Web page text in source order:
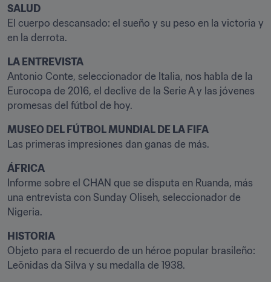
SALUD
El cuerpo descansado: el sueño y su peso en la victoria y
en la derrota.
LA ENTREVISTA
Antonio Conte, seleccionador de Italia, nos habla de la
Eurocopa de 2016, el declive de la Serie A y las jóvenes
promesas del fútbol de hoy.
MUSEO DEL FÚTBOL MUNDIAL DE LA FIFA
Las primeras impresiones dan ganas de más.
ÁFRICA
Informe sobre el CHAN que se disputa en Ruanda, más
una entrevista con Sunday Oliseh, seleccionador de
Nigeria.
HISTORIA
Objeto para el recuerdo de un héroe popular brasileño:
Leõnidas da Silva y su medalla de 1938.